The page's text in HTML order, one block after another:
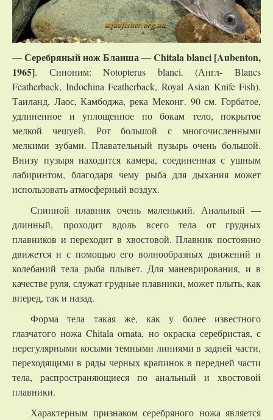
— Серебряный нож Бланша — Chitala blanci [Aubenton,
1965]. Синоним: Notopterus blanci. (Англ- Blancs
Featherback, Indochina Featherback, Royal Asian Knife Fish).
Таиланд, Лаос, Камбоджа, река Меконг. 90 см. Горбатое,
удлиненное и уплощенное по бокам тело, покрытое
мелкой чешуей. Рот большой с многочисленными
мелкими зубами. Плавательный пузырь очень большой.
Внизу пузыря находится камера, соединенная с ушным
лабиринтом, благодаря чему рыба для дыхания может
использовать атмосферный воздух.
Спинной плавник очень маленький. Анальный —
длинный, проходит вдоль всего тела от грудных
плавников и переходит в хвостовой. Плавник постоянно
движется и с помощью его волнообразных движений и
колебаний тела рыба плывет. Для маневрирования, и в
качестве руля, служат грудные плавники, может плыть, как
вперед, так и назад.
Форма тела такая же, как у более известного
глазчатого ножа Chitala ornata, но окраска серебристая, с
нерегулярными косыми темными линиями в задней части,
переходящими в ряды черных крапинок в передней части
тела, распространяющиеся по анальный и хвостовой
плавники.
Характерным признаком серебряного ножа является